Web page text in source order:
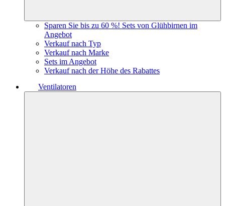
Sparen Sie bis zu 60 %! Sets von Glühbirnen im
Angebot
Verkauf nach Typ
Verkauf nach Marke
Sets im Angebot
Verkauf nach der Höhe des Rabattes
Ventilatoren